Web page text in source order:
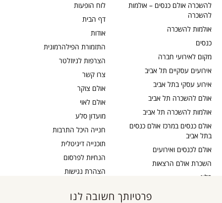
לוח הופעות
דף הבית
אודות
התזמורת הפילהרמונית
הצרפות לניוזלטר
צרו קשר
אולם צוקר
אולם לאוי
מועדון סלע
חנייה היכל התרבות
תוכנייה דיגיטלית
הנחיות לפרסום
הצהרת נגישות
אישור נגישות
להשכרה אולם כנסים – אולמות
להשכרה
אולמות להשכרה
כנסים
מקום לאירועי חברה
אירועים עסקיים תל אביב
אירוע עסקי בתל אביב
אולם להשכרה תל אביב
אולמות להשכרה תל אביב
אולם כנסים במרכז אולם כנסים
בתל אביב
אולם לכנסים ואירועים
השכרת אולם הרצאות
בלוג
פרטיותך חשובה לנו